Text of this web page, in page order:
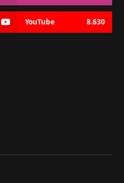
YouTube 8.630